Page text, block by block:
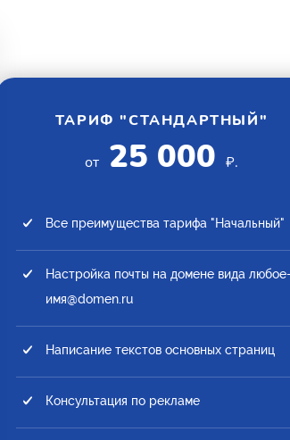
ТАРИФ "СТАНДАРТНЫЙ"
от 25 000 ₽.
Все преимущества тарифа "Начальный"
Настройка почты на домене вида любое-
имя@domen.ru
Написание текстов основных страниц
Консультация по рекламе